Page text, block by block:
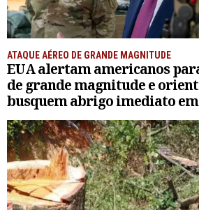
ATAQUE AÉREO DE GRANDE MAGNITUDE
EUA alertam americanos
de grande magnitude e
busquem abrigo imediato em